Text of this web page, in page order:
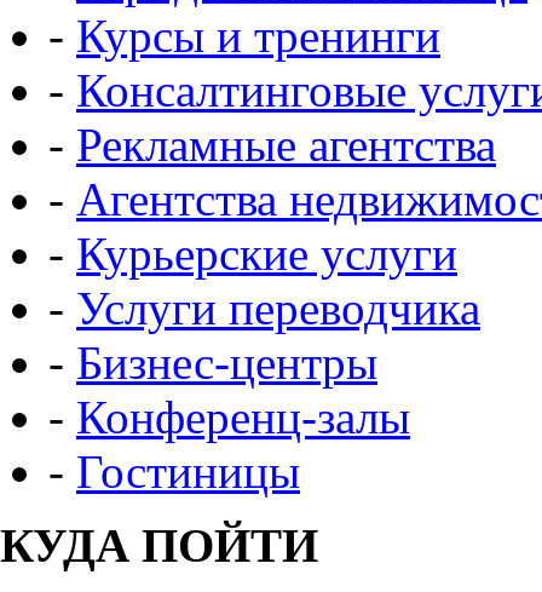
- Курсы и тренинги
- Консалтинговые
- Рекламные агентства
- Агентства
- Курьерские услуги
- Услуги переводчика
- Бизнес-центры
- Конференц-залы
- Гостиницы
КУДА ПОЙТИ